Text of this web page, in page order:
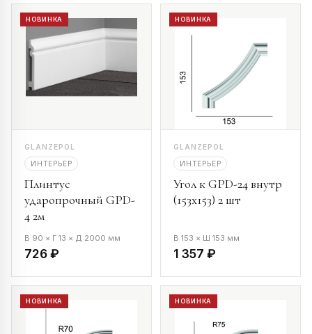
НОВИНКА
GLANZEPOL
ИНТЕРЬЕР
Плинтус
ударопрочный GPD-
4 2м
В 90 × Г 13 × Д 2000 мм
726 ₽
НОВИНКА
GLANZEPOL
ИНТЕРЬЕР
Угол к GPD-24 внутр
(153х153) 2 шт
В 153 × Ш 153 мм
1 357 ₽
НОВИНКА НОВИНКА